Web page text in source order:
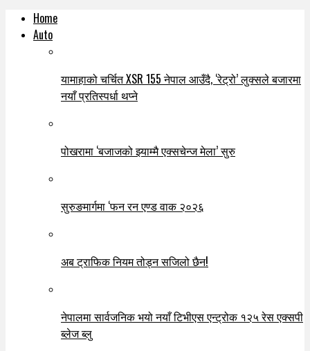
Home
Auto
यामाहाको चर्चित XSR 155 नेपाल आउँदै, ‘रेट्रो’ लुक्सले बजारमा
नयाँ प्रतिस्पर्धा थप्ने
पोखरामा ‘बजाजको झ्याम्मै एक्सचेन्ज मेला’ सुरु
सुरुङमार्गमा ‘फन रन एण्ड वाक २०२६
अब ट्राफिक नियम तोड्न सजिलो छैन!
नेपालमा सार्वजनिक भयो नयाँ टिभीएस एन्ट्रोक १२५ रेस एक्सपी
ब्लेज ब्लु